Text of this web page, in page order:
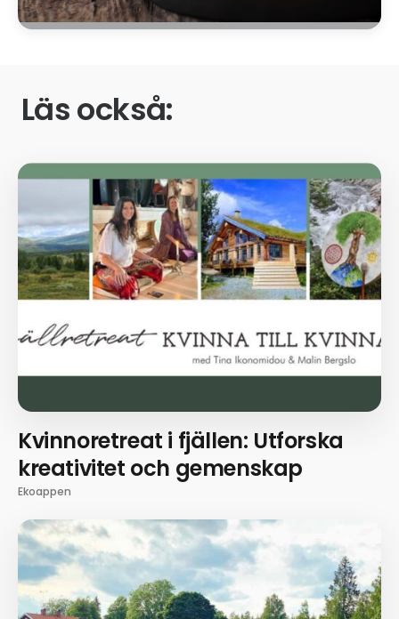
Läs också:
Kvinnoretreat i fjällen: Utforska
kreativitet och gemenskap
Ekoappen